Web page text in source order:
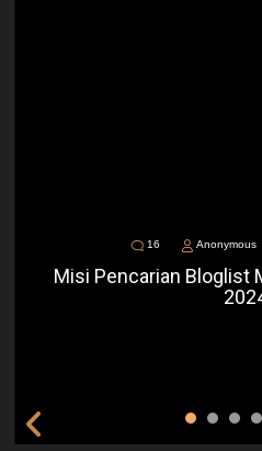
16 Anonymous
Misi Pencarian Bloglist